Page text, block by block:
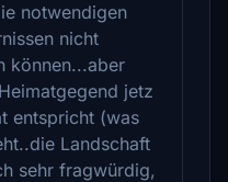
notwendigen
nicht
können...aber
jetz
entspricht (was
Landschaft
sehr fragwürdig,